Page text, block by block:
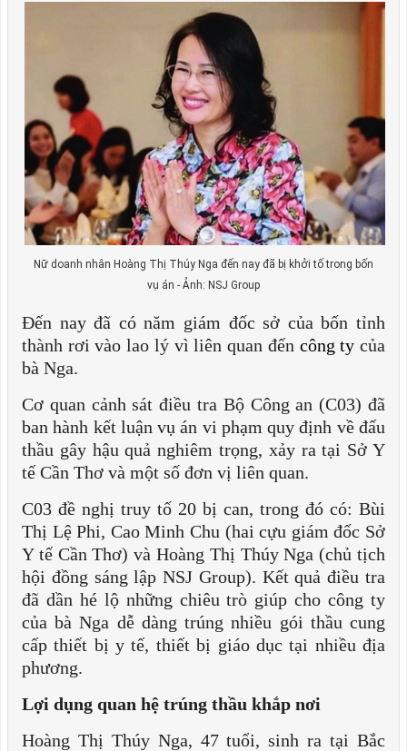
Nữ doanh nhân Hoàng Thị Thúy Nga đến nay đã bị khởi tố trong bốn
vụ án - Ảnh: NSJ Group
Đến nay đã có năm giám đốc sở của bốn tỉnh
thành rơi vào lao lý vì liên quan đến công ty của
bà Nga.
Cơ quan cảnh sát điều tra Bộ Công an (C03) đã
ban hành kết luận vụ án vi phạm quy định về đấu
thầu gây hậu quả nghiêm trọng, xảy ra tại Sở Y
tế Cần Thơ và một số đơn vị liên quan.
C03 đề nghị truy tố 20 bị can, trong đó có: Bùi
Thị Lệ Phi, Cao Minh Chu (hai cựu giám đốc Sở
Y tế Cần Thơ) và Hoàng Thị Thúy Nga (chủ tịch
hội đồng sáng lập NSJ Group). Kết quả điều tra
đã dần hé lộ những chiêu trò giúp cho công ty
của bà Nga dễ dàng trúng nhiều gói thầu cung
cấp thiết bị y tế, thiết bị giáo dục tại nhiều địa
phương.
Lợi dụng quan hệ trúng thầu khắp nơi
Hoàng Thị Thúy Nga, 47 tuổi, sinh ra tại Bắc